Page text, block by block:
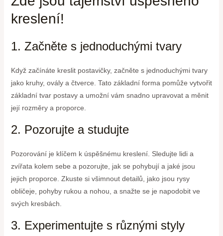
kreslení!
1. Začněte s jednoduchými tvary
Když začínáte kreslit postavičky, začněte s jednoduchými tvary
jako kruhy, ovály a čtverce. Tato základní forma pomůže vytvořit
základní tvar postavy a umožní vám snadno upravovat a měnit
její rozměry a proporce.
2. Pozorujte a studujte
Pozorování je klíčem k úspěšnému kreslení. Sledujte lidi a
zvířata kolem sebe a pozorujte, jak se pohybují a jaké jsou
jejich proporce. Zkuste si všimnout detailů, jako jsou rysy
obličeje, pohyby rukou a nohou, a snažte se je napodobit ve
svých kresbách.
3. Experimentujte s různými styly